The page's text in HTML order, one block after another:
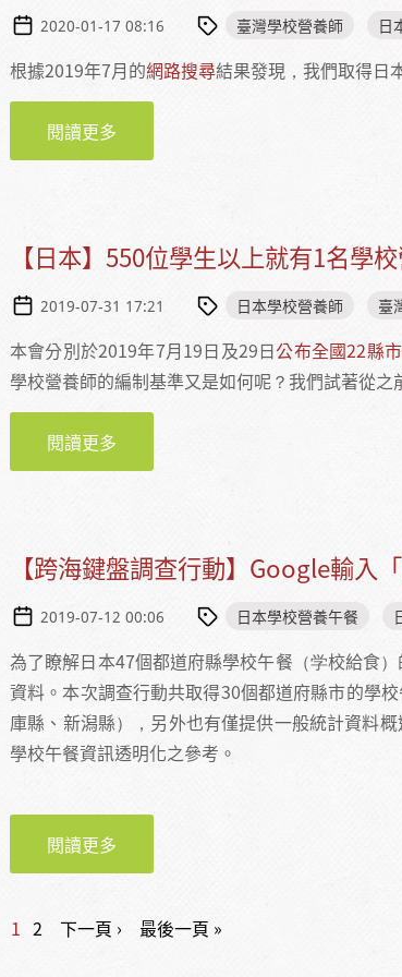
2020-01-17 08:16 臺灣學校營養師 日
根據2019年7月的網路搜尋結果發現，我們取得日
閱讀更多
【日本】550位學生以上就有1名學
2019-07-31 17:21 日本學校營養師 臺
本會分別於2019年7月19日及29日公布全國22縣
學校營養師的編制基準又是如何呢？我們試著從之
閱讀更多
【跨海鍵盤調查行動】Google輸入
2019-07-12 00:06 日本學校營養午餐
為了瞭解日本47個都道府縣學校午餐（学校給食
資料。本次調查行動共取得30個都道府縣市的學
庫縣、新潟縣），另外也有僅提供一般統計資料
學校午餐資訊透明化之參考。
閱讀更多
頁面
1 2 下一頁 › 最後一頁 »